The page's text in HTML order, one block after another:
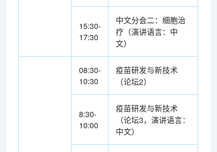
15:30-
17:30
中文分会二：细胞治
疗（演讲语言：中
文）
08:30-
10:30
疫苗研发与新技术
（论坛2）
8:30-
10:00
疫苗研发与新技术
（论坛3，演讲语言：
中文）